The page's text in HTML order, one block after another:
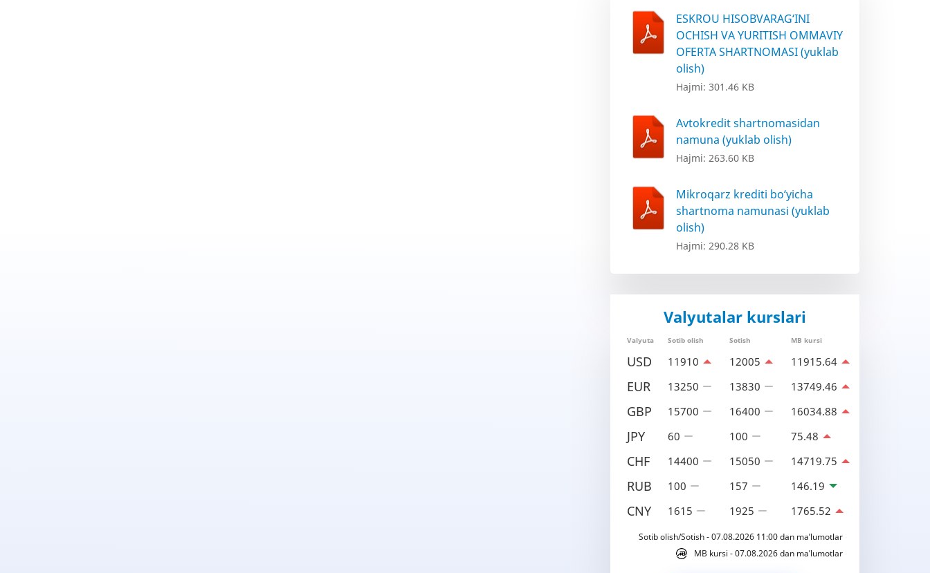
ESKROU HISOBVARAG‘INI
OCHISH VA YURITISH OMMAVIY
OFERTA SHARTNOMASI (yuklab
olish)
Hajmi: 301.46 KB
Avtokredit shartnomasidan
namuna (yuklab olish)
Hajmi: 263.60 KB
Mikroqarz krediti bo‘yicha
shartnoma namunasi (yuklab
olish)
Hajmi: 290.28 KB
Valyutalar kurslari
Valyuta Sotib olish Sotish MB kursi
USD 11910 12005 11915.64
EUR 13250 13830 13749.46
GBP 15700 16400 16034.88
JPY 60 100 75.48
CHF 14400 15050 14719.75
RUB 100 157 146.19
CNY 1615 1925 1765.52
Sotib olish/Sotish - 07.08.2026 11:00 dan ma’lumotlar
MB kursi - 07.08.2026 dan ma’lumotlar